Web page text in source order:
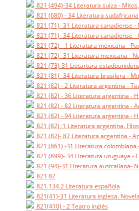
821 (494)-34 Literatura suiza -
821 (680) - 34 Literatura
821 (71)- 31 Literatura canadiense -
821 (71)- 34 Literatura canadiense -
821 (72) - 1 Literatura mexicana -
821 (72) -31 Literatura mexicana -
821 (73)-31 Lietartura
821 (81) -34 Literatura brasilera -
821 (82) - 2 Literatura argentina -
821 (82) - 36 Literatura argentina -
821 (82) - 82 Literatura argentina -
821 (82) - 94 Literatura argentina -
821 (82) :1 Literatura argentina.
821 (82)- 82 Literatura argentina -
821 (861) -31 Literatura colombiana
821 (899)- 34 Literatura uruguaya -
821 (94)-31 Literatura australiana-
821 82
821.134.2 Literatura española
821(41)-31 Literatura inglesa. Novela
821(410) - 2 Teatro inglés